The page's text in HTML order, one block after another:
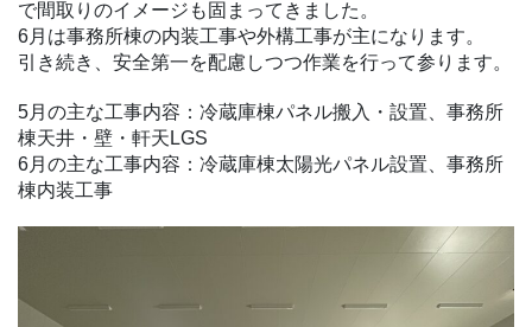
で間取りのイメージも固まってきました。
6月は事務所棟の内装工事や外構工事が主になります。
引き続き、安全第一を配慮しつつ作業を行って参ります。
5月の主な工事内容：冷蔵庫棟パネル搬入・設置、事務所
棟天井・壁・軒天LGS
6月の主な工事内容：冷蔵庫棟太陽光パネル設置、事務所
棟内装工事